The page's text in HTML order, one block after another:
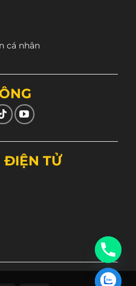
cá nhân
ĐIỆN TỬ